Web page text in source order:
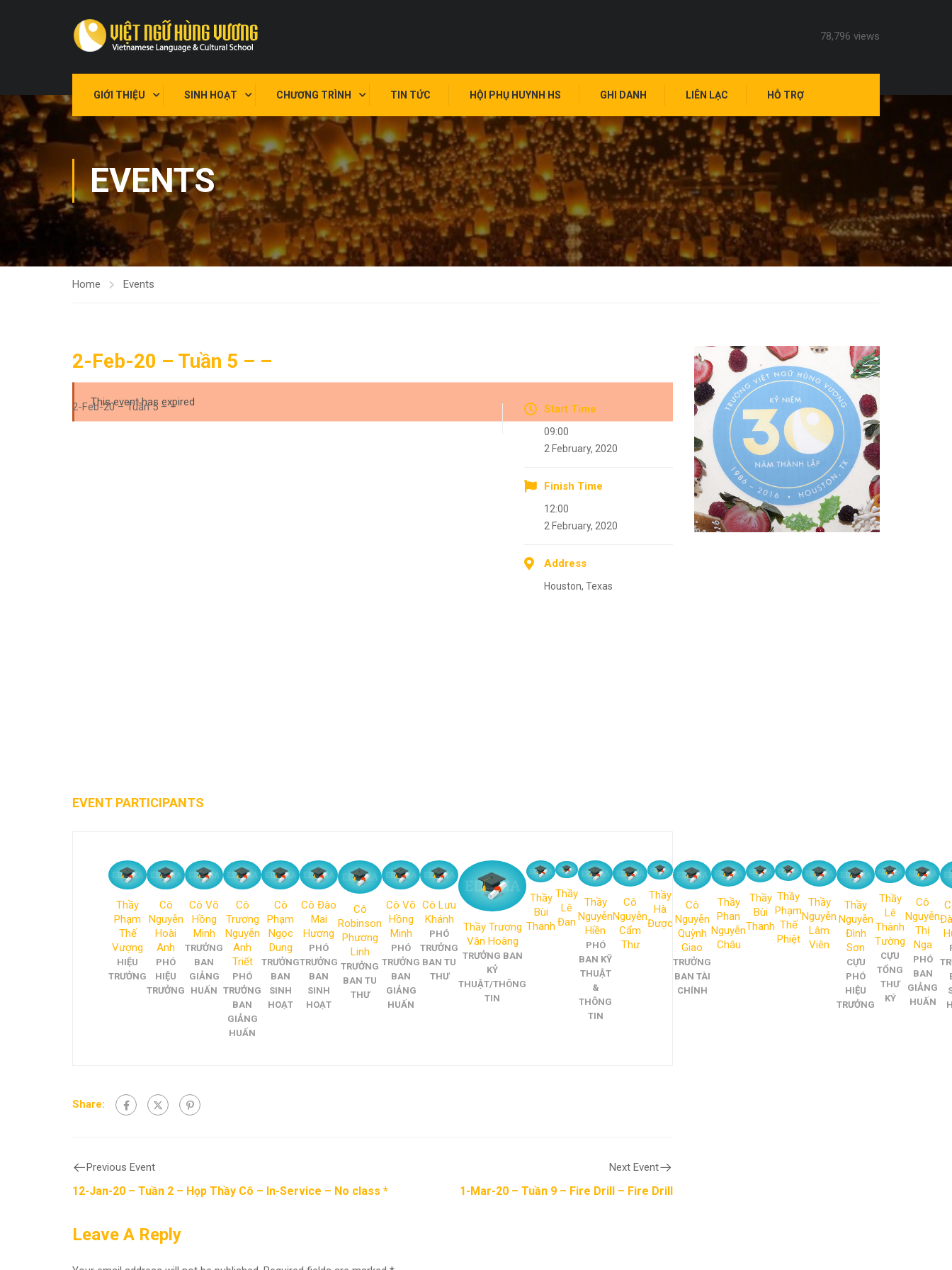
78,796 views
GIỚI THIỆU SINH HOẠT CHƯƠNG TRÌNH TIN TỨC HỘI PHỤ HUYNH HS GHI DANH LIÊN LẠC HỖ TRỢ
EVENTS
Home Events
2-Feb-20 – Tuần 5 – –
This event has expired
2-Feb-20 – Tuần 5 – – Start Time
09:00
2 February, 2020
Finish Time
12:00
2 February, 2020
Address
Houston, Texas
EVENT PARTICIPANTS
Thầy
Phạm
Thế
Vượng
HIỆU
TRƯỞNG
Cô
Nguyễn
Hoài
Anh
PHÓ
HIỆU
TRƯỞNG
Cô Võ
Hồng
Minh
TRƯỞNG
BAN
GIẢNG
HUẤN
Cô
Trương
Nguyễn
Anh
Triết
PHÓ
TRƯỞNG
BAN
GIẢNG
HUẤN
Cô
Phạm
Ngọc
Dung
TRƯỞNG
BAN
SINH
HOẠT
Cô Đào
Mai
Hương
PHÓ
TRƯỞNG
BAN
SINH
HOẠT
Cô
Robinson
Phương
Linh
TRƯỞNG
BAN TU
THƯ
Cô Võ
Hồng
Minh
PHÓ
TRƯỞNG
BAN
GIẢNG
HUẤN
Cô Lưu
Khánh
PHÓ
TRƯỞNG
BAN TU
THƯ
Thầy Trương
Văn Hoàng
TRƯỞNG BAN
KỶ
THUẬT/THÔNG
TIN
Thầy
Bùi
Thanh
Thầy
Lê
Đan
Thầy
Nguyễn
Hiền
PHÓ
BAN KỸ
THUẬT
&
THÔNG
TIN
Cô
Nguyễn
Cẩm
Thư
Thầy
Hà
Được
Cô
Nguyễn
Quỳnh
Giao
TRƯỞNG
BAN TÀI
CHÍNH
Thầy
Phan
Nguyễn
Châu
Thầy
Bùi
Thanh
Thầy
Phạm
Thế
Phiệt
Thầy
Nguyễn
Lâm
Viên
Thầy
Nguyễn
Đình
Sơn
CỰU
PHÓ
HIỆU
TRƯỞNG
Thầy
Lê
Thành
Tường
CỰU
TỔNG
THƯ
KÝ
Cô
Nguyễn
Thị
Nga
PHÓ
BAN
GIẢNG
HUẤN
Share:
Previous Event
12-Jan-20 – Tuần 2 – Họp Thầy Cô – In-Service – No class *
Next Event
1-Mar-20 – Tuần 9 – Fire Drill – Fire Drill
Leave A Reply